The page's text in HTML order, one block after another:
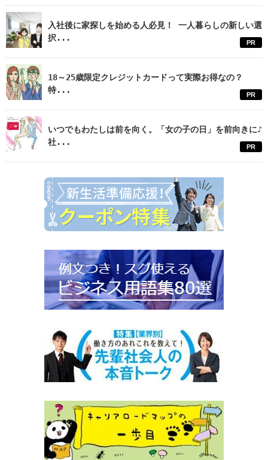
入社後に家探しを始める人必見！ 一人暮らしの新しい選
択...
PR
18～25歳限定クレジットカードって実際お得なの？
特...
PR
いつでもわたしは前を向く。「女の子の日」を前向きに♪
社...
PR